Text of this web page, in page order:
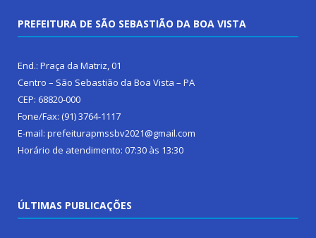
PREFEITURA DE SÃO SEBASTIÃO DA BOA VISTA
End.: Praça da Matriz, 01
Centro – São Sebastião da Boa Vista – PA
CEP: 68820-000
Fone/Fax: (91) 3764-1117
E-mail: prefeiturapmssbv2021@gmail.com
Horário de atendimento: 07:30 às 13:30
ÚLTIMAS PUBLICAÇÕES